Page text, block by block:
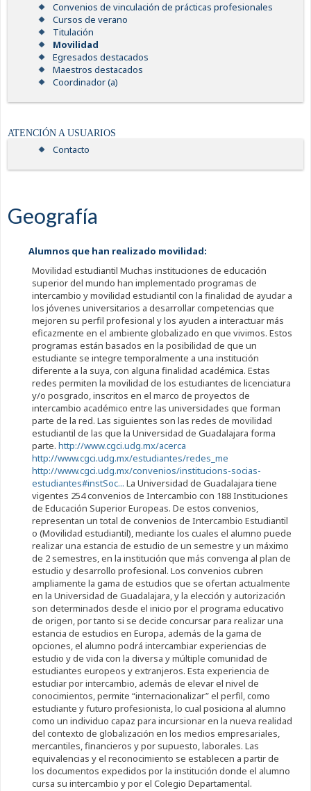
Convenios de vinculación de prácticas profesionales
Cursos de verano
Titulación
Movilidad
Egresados destacados
Maestros destacados
Coordinador (a)
ATENCIÓN A USUARIOS
Contacto
Geografía
Alumnos que han realizado movilidad:
Movilidad estudiantil Muchas instituciones de educación
superior del mundo han implementado programas de
intercambio y movilidad estudiantil con la finalidad de ayudar a
los jóvenes universitarios a desarrollar competencias que
mejoren su perfil profesional y los ayuden a interactuar más
eficazmente en el ambiente globalizado en que vivimos. Estos
programas están basados en la posibilidad de que un
estudiante se integre temporalmente a una institución
diferente a la suya, con alguna finalidad académica. Estas
redes permiten la movilidad de los estudiantes de licenciatura
y/o posgrado, inscritos en el marco de proyectos de
intercambio académico entre las universidades que forman
parte de la red. Las siguientes son las redes de movilidad
estudiantil de las que la Universidad de Guadalajara forma
parte. http://www.cgci.udg.mx/acerca
http://www.cgci.udg.mx/estudiantes/redes_me
http://www.cgci.udg.mx/convenios/institucions-socias-
estudiantes#instSoc... La Universidad de Guadalajara tiene
vigentes 254 convenios de Intercambio con 188 Instituciones
de Educación Superior Europeas. De estos convenios,
representan un total de convenios de Intercambio Estudiantil
o (Movilidad estudiantil), mediante los cuales el alumno puede
realizar una estancia de estudio de un semestre y un máximo
de 2 semestres, en la institución que más convenga al plan de
estudio y desarrollo profesional. Los convenios cubren
ampliamente la gama de estudios que se ofertan actualmente
en la Universidad de Guadalajara, y la elección y autorización
son determinados desde el inicio por el programa educativo
de origen, por tanto si se decide concursar para realizar una
estancia de estudios en Europa, además de la gama de
opciones, el alumno podrá intercambiar experiencias de
estudio y de vida con la diversa y múltiple comunidad de
estudiantes europeos y extranjeros. Esta experiencia de
estudiar por intercambio, además de elevar el nivel de
conocimientos, permite “internacionalizar” el perfil, como
estudiante y futuro profesionista, lo cual posiciona al alumno
como un individuo capaz para incursionar en la nueva realidad
del contexto de globalización en los medios empresariales,
mercantiles, financieros y por supuesto, laborales. Las
equivalencias y el reconocimiento se establecen a partir de
los documentos expedidos por la institución donde el alumno
cursa su intercambio y por el Colegio Departamental.